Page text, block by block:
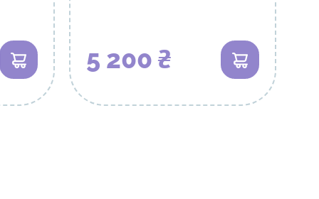
В кошик 5 200 ₴ В кошик